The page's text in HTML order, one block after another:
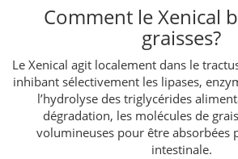
Comment le Xenical
graisses?
Le Xenical agit localement dans le
inhibant sélectivement les lipases,
l’hydrolyse des triglycérides
dégradation, les molécules de
volumineuses pour être absorbées
intestinale.